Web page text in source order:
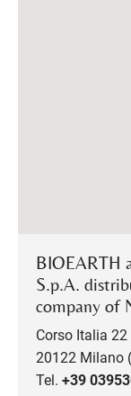
BIOEARTH
S.p.A.
company of
Corso Italia 22
20122 Milano
Tel. +39